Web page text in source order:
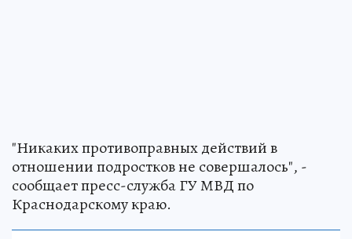
"Никаких противоправных действий в
отношении подростков не совершалось", -
сообщает пресс-служба ГУ МВД по
Краснодарскому краю.